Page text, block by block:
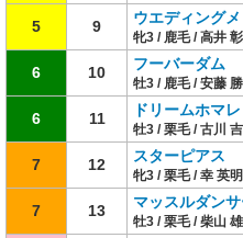
5 9 ウエディング
牝3 / 鹿毛 / 高井
6 10 フーバーダム
牡3 / 鹿毛 / 安藤
6 11 ドリームホマレ
牡3 / 栗毛 / 古川
7 12 スターピアス
牝3 / 栗毛 / 幸 英
7 13 マッスルダン
牡3 / 栗毛 / 柴山